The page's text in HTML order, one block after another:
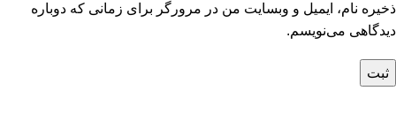
ذخیره نام، ایمیل و وبسایت من در مرورگر برای زمانی که دوباره
دیدگاهی می‌نویسم.